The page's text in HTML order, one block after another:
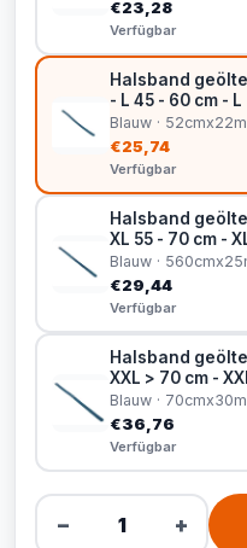
€23,28
Verfügbar
Halsband
- L 45 - 60 cm - L
Blauw ·
€25,74
Verfügbar
Halsband
XL 55 - 70 cm -
Blauw ·
€29,44
Verfügbar
Halsband
XXL > 70 cm -
Blauw ·
€36,76
Verfügbar
− +